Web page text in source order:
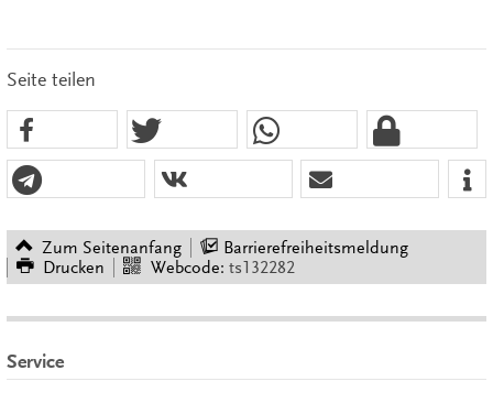
Seite teilen
Zum Seitenanfang
Barrierefreiheitsmeldung
Drucken
Webcode: ts132282
Service